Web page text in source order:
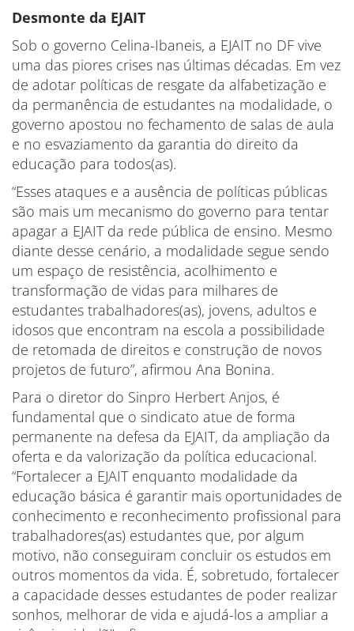
Desmonte da EJAIT
Sob o governo Celina-Ibaneis, a EJAIT no DF vive
uma das piores crises nas últimas décadas. Em vez
de adotar políticas de resgate da alfabetização e
da permanência de estudantes na modalidade, o
governo apostou no fechamento de salas de aula
e no esvaziamento da garantia do direito da
educação para todos(as).
“Esses ataques e a ausência de políticas públicas
são mais um mecanismo do governo para tentar
apagar a EJAIT da rede pública de ensino. Mesmo
diante desse cenário, a modalidade segue sendo
um espaço de resistência, acolhimento e
transformação de vidas para milhares de
estudantes trabalhadores(as), jovens, adultos e
idosos que encontram na escola a possibilidade
de retomada de direitos e construção de novos
projetos de futuro”, afirmou Ana Bonina.
Para o diretor do Sinpro Herbert Anjos, é
fundamental que o sindicato atue de forma
permanente na defesa da EJAIT, da ampliação da
oferta e da valorização da política educacional.
“Fortalecer a EJAIT enquanto modalidade da
educação básica é garantir mais oportunidades de
conhecimento e reconhecimento profissional para
trabalhadores(as) estudantes que, por algum
motivo, não conseguiram concluir os estudos em
outros momentos da vida. É, sobretudo, fortalecer
a capacidade desses estudantes de poder realizar
sonhos, melhorar de vida e ajudá-los a ampliar a